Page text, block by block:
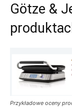
Götze &
Przykładowe oceny